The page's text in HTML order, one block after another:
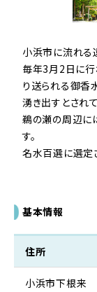
小浜市に流れる
毎年3月2日に行
り送られる御香
湧き出すとされて
鵜の瀬の周辺に
す。
名水百選に選定
基本情報
住所
小浜市下根来